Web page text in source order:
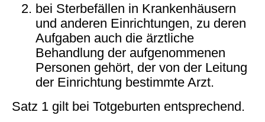
bei Sterbefällen in Krankenhäusern
und anderen Einrichtungen, zu deren
Aufgaben auch die ärztliche
Behandlung der aufgenommenen
Personen gehört, der von der Leitung
der Einrichtung bestimmte Arzt.
Satz 1 gilt bei Totgeburten entsprechend.